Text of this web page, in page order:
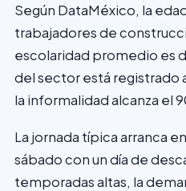
Según DataMéxico, la
trabajadores de
escolaridad promedio es
del sector está registrado
la informalidad alcanza el
La jornada típica arranca
sábado con un día de
temporadas altas, la